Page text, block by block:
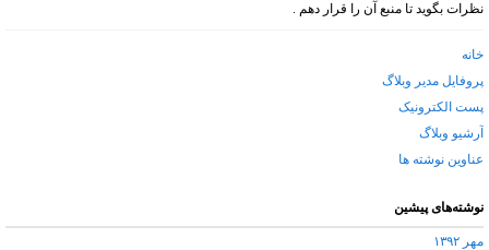
نظرات بگوید تا منبع آن را قرار دهم .
خانه
پروفایل مدیر وبلاگ
پست الکترونیک
آرشیو وبلاگ
عناوین نوشته ها
نوشته‌های پیشین
مهر ۱۳۹۲